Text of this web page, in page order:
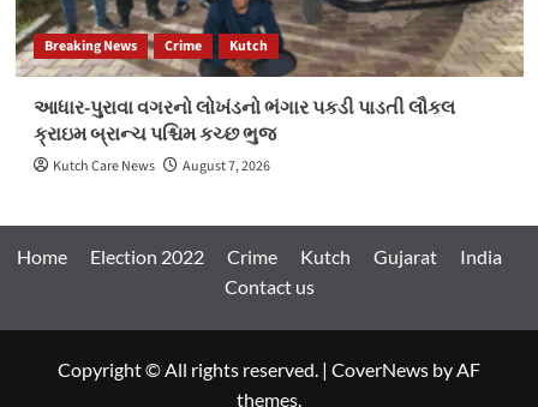
Breaking News Crime Kutch
આધાર-પુરાવા વગરનો લોખંડનો ભંગાર પકડી પાડતી લૌકલ
ક્રાઇમ બ્રાન્ચ પશ્ચિમ કચ્છ ભુજ
Kutch Care News August 7, 2026
Home Election 2022 Crime Kutch Gujarat
India
Contact us
Copyright © All rights reserved. | CoverNews by AF
themes.